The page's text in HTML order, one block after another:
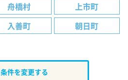
舟橋村
上市町
入善町 朝日町
条件を変更する